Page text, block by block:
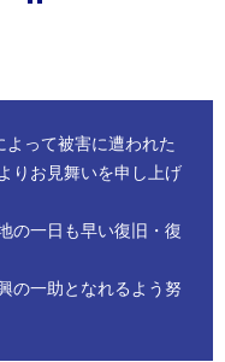
って被害に遭われた
りお見舞いを申し上げ
の一日も早い復旧・復
の一助となれるよう努